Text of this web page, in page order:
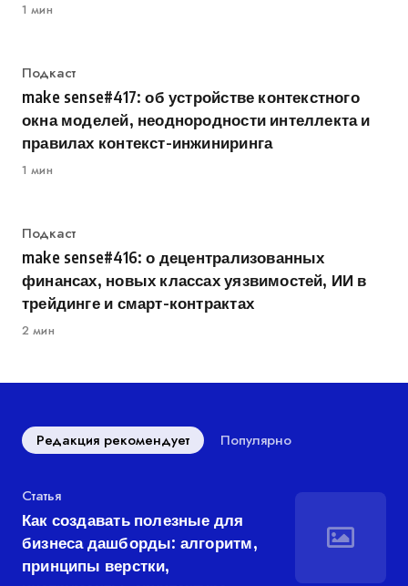
1 мин
Категория
Подкаст
make sense#417: об устройстве контекстного
окна моделей, неоднородности интеллекта и
правилах контекст-инжиниринга
1 мин
Категория
Подкаст
make sense#416: о децентрализованных
финансах, новых классах уязвимостей, ИИ в
трейдинге и смарт-контрактах
2 мин
Редакция рекомендует Популярно
Категория
Статья
Как создавать полезные для
бизнеса дашборды: алгоритм,
принципы верстки,